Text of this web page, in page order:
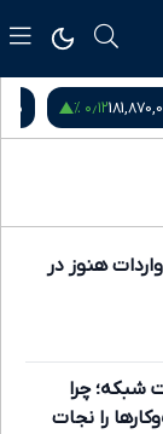
۰٫۱۲ %
هنوز در
شبکه؛ چرا
را نجات